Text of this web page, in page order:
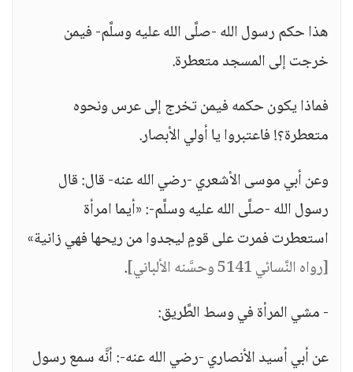
هذا حكم رسول الله -صلَّى الله عليه وسلَّم- فيمن
خرجت إلى المسجد متعطرة.
فماذا يكون حكمه فيمن تخرج إلى عرس ونحوه
متعطرة؟! فاعتبروا يا أولي الأبصار.
وعن أبي موسى الأشعري -رضي الله عنه- قال: قال
رسول الله -صلَّى الله عليه وسلَّم-: «أيما امرأة
استعطرت فمرت على قومٍ ليجدوا من ريحها فهي زانية»
[رواه النَّسائي 5141 وحسَّنه الألباني]
.
- مشي المرأة في وسط الطَّريق:
عن أبي أسيد الأنصاري -رضي الله عنه-: أنَّه سمع رسول